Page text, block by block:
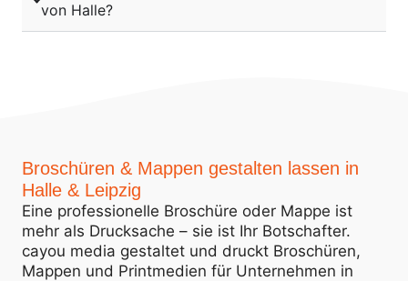
von Halle?
Broschüren & Mappen gestalten lassen in
Halle & Leipzig
Eine professionelle Broschüre oder Mappe ist
mehr als Drucksache – sie ist Ihr Botschafter.
cayou media gestaltet und druckt Broschüren,
Mappen und Printmedien für Unternehmen in